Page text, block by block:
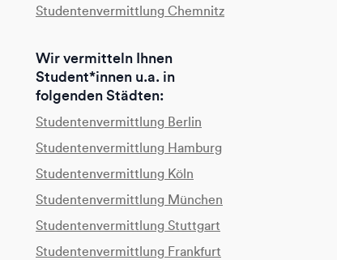
Studentenvermittlung Chemnitz
Wir vermitteln Ihnen
Student*innen u.a. in
folgenden Städten:
Studentenvermittlung Berlin
Studentenvermittlung Hamburg
Studentenvermittlung Köln
Studentenvermittlung München
Studentenvermittlung Stuttgart
Studentenvermittlung Frankfurt